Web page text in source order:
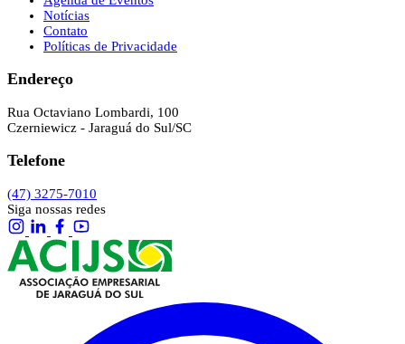
Notícias
Contato
Políticas de Privacidade
Endereço
Rua Octaviano Lombardi, 100
Czerniewicz - Jaraguá do Sul/SC
Telefone
(47) 3275-7010
Siga nossas redes